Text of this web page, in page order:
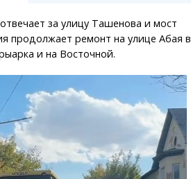
за улицу Ташенова и мост
продолжает ремонт на улице Абая в
и на Восточной.